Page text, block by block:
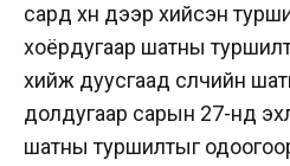
сард хүн дээр хийсэн
хоёрдугаар шатны
хийж дуусгаад сүүлчийн
долдугаар сарын 27-нд
шатны туршилтыг